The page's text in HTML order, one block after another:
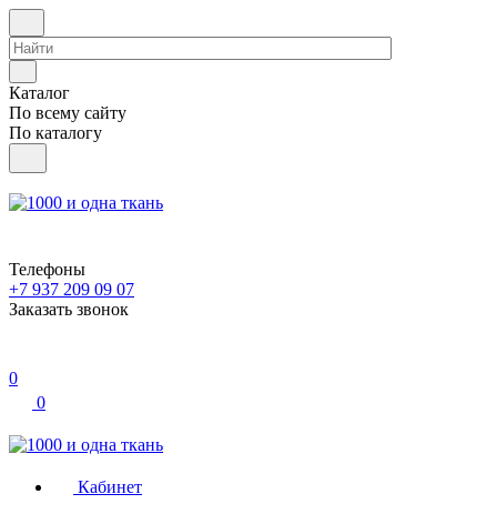
Каталог
По всему сайту
По каталогу
Телефоны
+7 937 209 09 07
Заказать звонок
0
0
Кабинет